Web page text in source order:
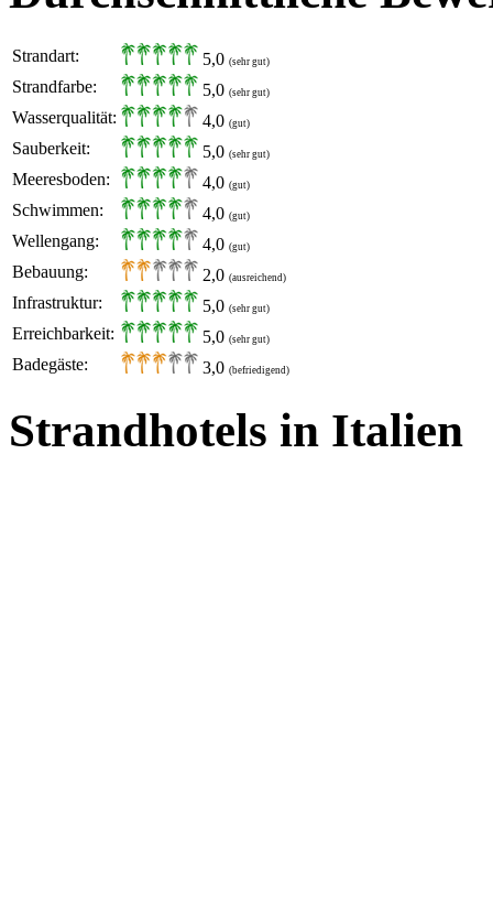
Strandart: 5,0 (sehr gut)
Strandfarbe: 5,0 (sehr gut)
Wasserqualität: 4,0 (gut)
Sauberkeit: 5,0 (sehr gut)
Meeresboden: 4,0 (gut)
Schwimmen: 4,0 (gut)
Wellengang: 4,0 (gut)
Bebauung: 2,0 (ausreichend)
Infrastruktur: 5,0 (sehr gut)
Erreichbarkeit: 5,0 (sehr gut)
Badegäste: 3,0 (befriedigend)
Strandhotels in Italien